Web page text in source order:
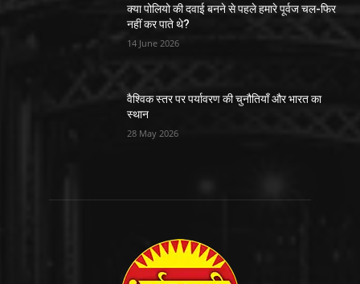
क्या पोलियो की दवाई बनने से पहले हमारे पूर्वज चल-फिर
नहीं कर पाते थे?
14 June 2026
वैश्विक स्तर पर पर्यावरण की चुनौतियाँ और भारत का
स्थान
28 May 2026